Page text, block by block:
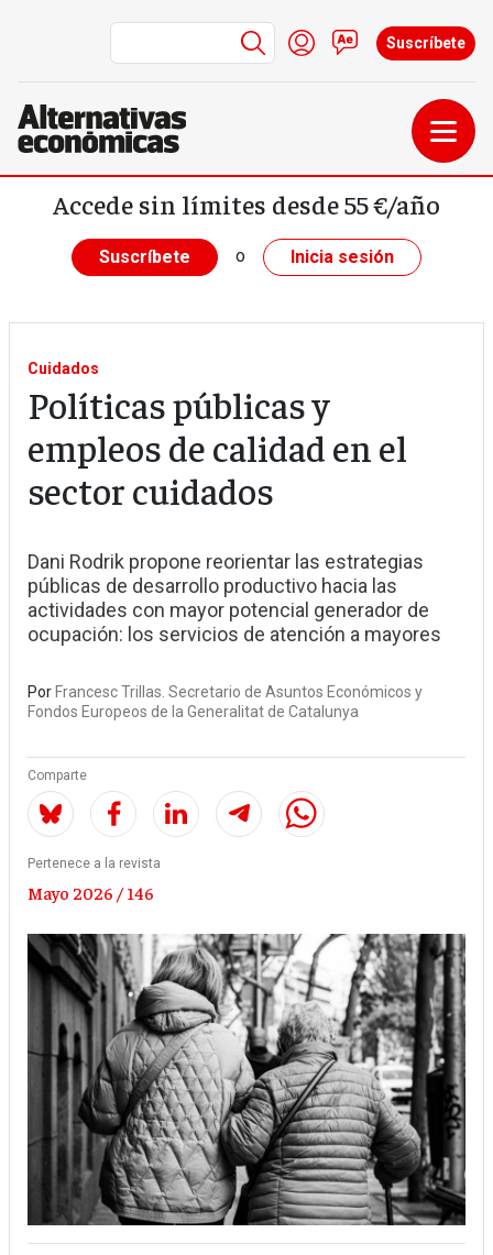
Pasar al contenido principal
Menú de cuenta de
Iniciar sesión
Contacto
Suscríbete
Accede sin límites desde 55 €/año
Suscríbete o Inicia sesión
Cuidados
Políticas públicas y
empleos de calidad en el
sector cuidados
Dani Rodrik propone reorientar las estrategias
públicas de desarrollo productivo hacia las
actividades con mayor potencial generador de
ocupación: los servicios de atención a mayores
Por Francesc Trillas. Secretario de Asuntos Económicos y
Fondos Europeos de la Generalitat de Catalunya
Comparte
Pertenece a la revista
Mayo 2026 / 146